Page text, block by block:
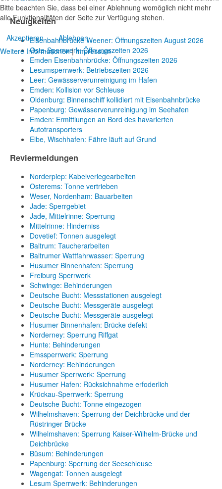
Neuigkeiten
Eisenbahnbrücke Weener: Öffnungszeiten August 2026
Oste-Sperrwerk: Öffnungszeiten 2026
Emden Eisenbahnbrücke: Öffnungszeiten 2026
Lesumsperrwerk: Betriebszeiten 2026
Leer: Gewässerverunreinigung im Hafen
Emden: Kollision vor Schleuse
Oldenburg: Binnenschiff kollidiert mit Eisenbahnbrücke
Papenburg: Gewässerverunreinigung im Seehafen
Emden: Ermittlungen an Bord des havarierten
Autotransporters
Elbe, Wischhafen: Fähre läuft auf Grund
Reviermeldungen
Norderpiep: Kabelverlegearbeiten
Osterems: Tonne vertrieben
Weser, Nordenham: Bauarbeiten
Jade: Sperrgebiet
Jade, Mittelrinne: Sperrung
Mittelrinne: Hinderniss
Dovetief: Tonnen ausgelegt
Baltrum: Taucherarbeiten
Baltrumer Wattfahrwasser: Sperrung
Husumer Binnenhafen: Sperrung
Freiburg Sperrwerk
Schwinge: Behinderungen
Deutsche Bucht: Messstationen ausgelegt
Deutsche Bucht: Messgeräte ausgelegt
Deutsche Bucht: Messgeräte ausgelegt
Husumer Binnenhafen: Brücke defekt
Norderney: Sperrung Riffgat
Hunte: Behinderungen
Emssperrwerk: Sperrung
Norderney: Behinderungen
Husumer Sperrwerk: Sperrung
Husumer Hafen: Rücksichnahme erfoderlich
Krückau-Sperrwerk: Sperrung
Deutsche Bucht: Tonne eingezogen
Wilhelmshaven: Sperrung der Deichbrücke und der
Rüstringer Brücke
Wilhelmshaven: Sperrung Kaiser-Wilhelm-Brücke und
Deichbrücke
Büsum: Behinderungen
Papenburg: Sperrung der Seeschleuse
Wagengat: Tonnen ausgelegt
Lesum Sperrwerk: Behinderungen
Bitte beachten Sie, dass bei einer Ablehnung womöglich nicht mehr
alle Funktionalitäten der Seite zur Verfügung stehen.
Akzeptieren
Ablehnen
Weitere Informationen|Impressum